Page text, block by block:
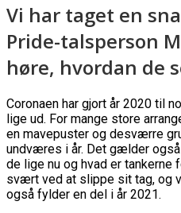
Vi har taget en
Pride-talsperson
høre, hvordan de
Coronaen har gjort år 2020 til
lige ud. For mange store
en mavepuster og desværre
undværes i år. Det gælder
de lige nu og hvad er tankerne
svært ved at slippe sit tag, og
også fylder en del i år 2021.